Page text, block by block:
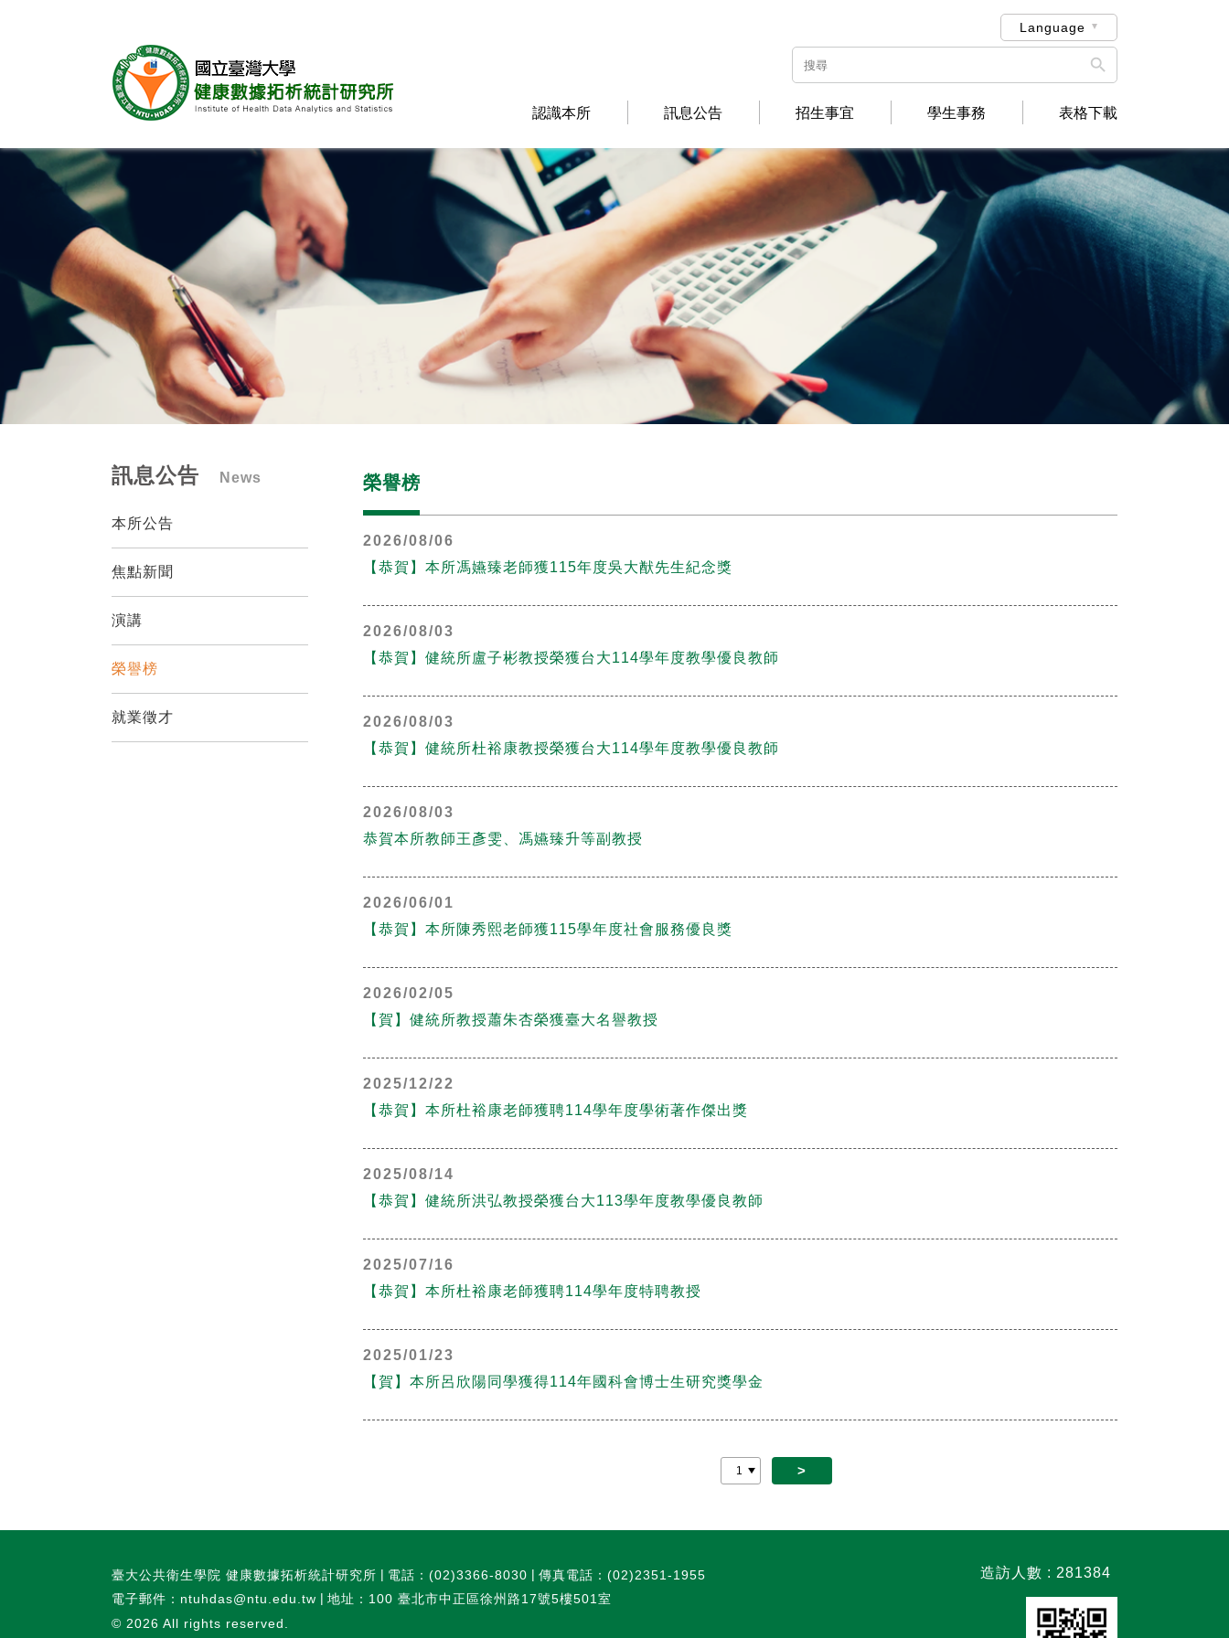
Language

認識本所 訊息公告 招生事宜 學生事務 表格下載
訊息公告 News
本所公告
焦點新聞
演講
榮譽榜
就業徵才
榮譽榜
2026/08/06
【恭賀】本所馮嬿臻老師獲115年度吳大猷先生紀念獎
2026/08/03
【恭賀】健統所盧子彬教授榮獲台大114學年度教學優良教師
2026/08/03
【恭賀】健統所杜裕康教授榮獲台大114學年度教學優良教師
2026/08/03
恭賀本所教師王彥雯、馮嬿臻升等副教授
2026/06/01
【恭賀】本所陳秀熙老師獲115學年度社會服務優良獎
2026/02/05
【賀】健統所教授蕭朱杏榮獲臺大名譽教授
2025/12/22
【恭賀】本所杜裕康老師獲聘114學年度學術著作傑出獎
2025/08/14
【恭賀】健統所洪弘教授榮獲台大113學年度教學優良教師
2025/07/16
【恭賀】本所杜裕康老師獲聘114學年度特聘教授
2025/01/23
【賀】本所呂欣陽同學獲得114年國科會博士生研究獎學金
>
造訪人數 : 281384
臺大公共衛生學院 健康數據拓析統計研究所 電話：(02)3366-8030
傳真電話：(02)2351-1955
電子郵件：ntuhdas@ntu.edu.tw
地址：100 臺北市中正區徐州路17號5樓501室
© 2026 All rights reserved.